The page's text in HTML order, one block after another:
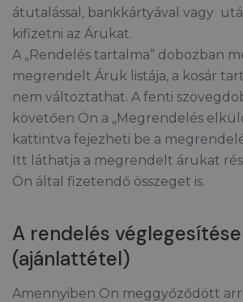
átutalással, bankkártyával vagy
kifizetni az Árukat.
A „Rendelés tartalma” dobozban
megrendelt Áruk listája, a kosár
nem változtathat. A fenti
követően Ön a „Megrendelés
kattintva fejezheti be a
Itt láthatja a megrendelt árukat
Ön által fizetendő összeget is.
A rendelés véglegesítése
(ajánlattétel)
Amennyiben Ön meggyőződött